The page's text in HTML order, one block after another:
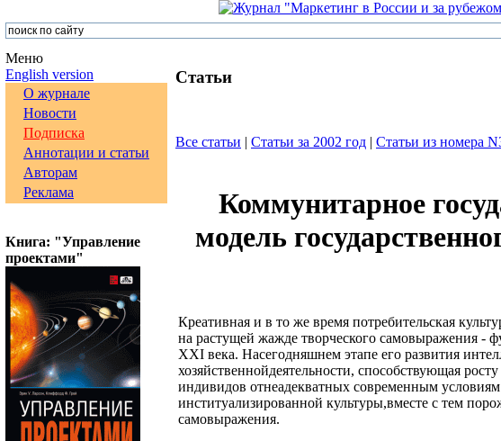
Меню
English version
О журнале
Новости
Подписка
Аннотации и статьи
Авторам
Реклама
Книга: "Управление
проектами"
Статьи
Все статьи | Статьи за 2002 год | Статьи из номера
Коммунитарное
модель
Креативная и в то же время потребительская
на растущей жажде творческого самовыражения -
XXI века. Насегодняшнем этапе его развития
хозяйственнойдеятельности, способствующая
индивидов отнеадекватных современным
институализированной культуры,вместе с тем
самовыражения.